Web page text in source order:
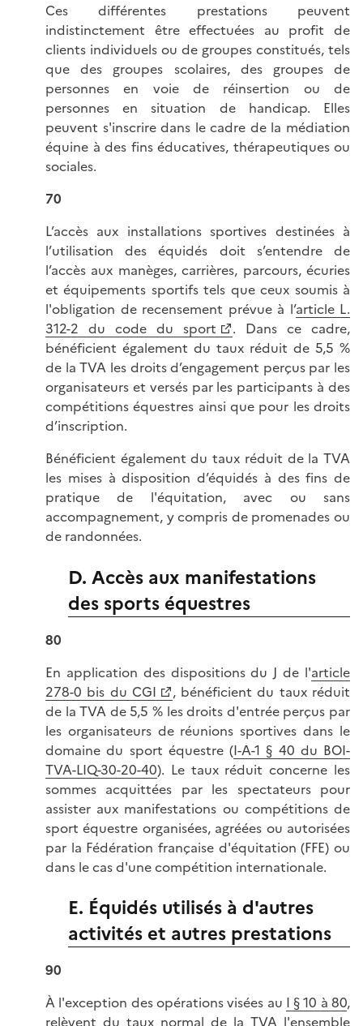
Ces différentes prestations peuvent
indistinctement être effectuées au profit de
clients individuels ou de groupes constitués, tels
que des groupes scolaires, des groupes de
personnes en voie de réinsertion ou de
personnes en situation de handicap. Elles
peuvent s'inscrire dans le cadre de la médiation
équine à des fins éducatives, thérapeutiques ou
sociales.
70
L’accès aux installations sportives destinées à
l’utilisation des équidés doit s’entendre de
l’accès aux manèges, carrières, parcours, écuries
et équipements sportifs tels que ceux soumis à
l'obligation de recensement prévue à l’article L.
312-2 du code du sport
. Dans ce cadre,
bénéficient également du taux réduit de 5,5 %
de la TVA les droits d’engagement perçus par les
organisateurs et versés par les participants à des
compétitions équestres ainsi que pour les droits
d’inscription.
Bénéficient également du taux réduit de la TVA
les mises à disposition d’équidés à des fins de
pratique de l'équitation, avec ou sans
accompagnement, y compris de promenades ou
de randonnées.
D. Accès aux manifestations
des sports équestres
80
En application des dispositions du J de l'article
278-0 bis du CGI
, bénéficient du taux réduit
de la TVA de 5,5 % les droits d'entrée perçus par
les organisateurs de réunions sportives dans le
domaine du sport équestre (I-A-1 § 40 du BOI-
TVA-LIQ-30-20-40). Le taux réduit concerne les
sommes acquittées par les spectateurs pour
assister aux manifestations ou compétitions de
sport équestre organisées, agréées ou autorisées
par la Fédération française d'équitation (FFE) ou
dans le cas d'une compétition internationale.
E. Équidés utilisés à d'autres
activités et autres prestations
90
À l'exception des opérations visées au I § 10 à 80,